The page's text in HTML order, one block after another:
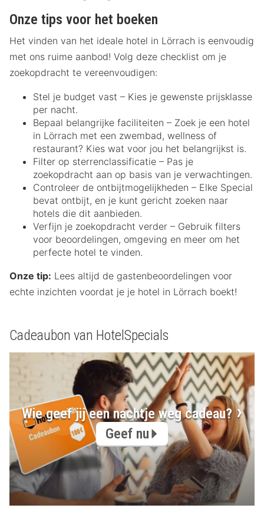
Onze tips voor het boeken
Het vinden van het ideale hotel in Lörrach is eenvoudig
met ons ruime aanbod! Volg deze checklist om je
zoekopdracht te vereenvoudigen:
Stel je budget vast – Kies je gewenste prijsklasse
per nacht.
Bepaal belangrijke faciliteiten – Zoek je een hotel
in Lörrach met een zwembad, wellness of
restaurant? Kies wat voor jou het belangrijkst is.
Filter op sterrenclassificatie – Pas je
zoekopdracht aan op basis van je verwachtingen.
Controleer de ontbijtmogelijkheden – Elke Special
bevat ontbijt, en je kunt gericht zoeken naar
hotels die dit aanbieden.
Verfijn je zoekopdracht verder – Gebruik filters
voor beoordelingen, omgeving en meer om het
perfecte hotel te vinden.
Onze tip: Lees altijd de gastenbeoordelingen voor
echte inzichten voordat je je hotel in Lörrach boekt!
Cadeaubon van HotelSpecials
Wie geef jij een nachtje weg cadeau?
Geef nu